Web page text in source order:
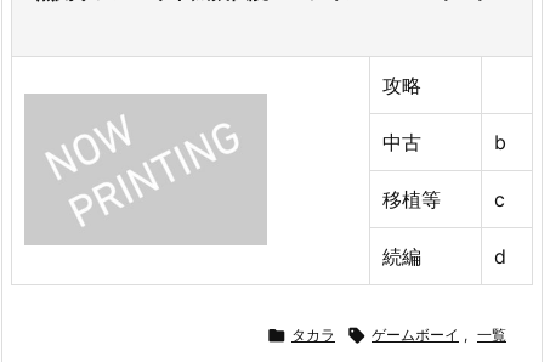
攻略
中古 b
移植等 c
続編 d
 タカラ  ゲームボーイ , 一覧